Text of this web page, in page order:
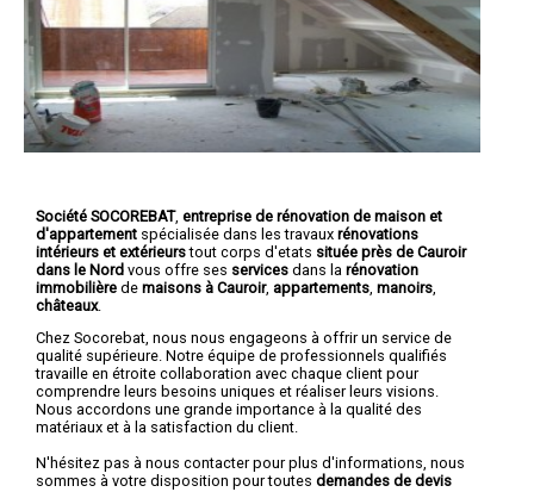
Société SOCOREBAT, entreprise de rénovation de maison et
d'appartement spécialisée dans les travaux rénovations
intérieurs et extérieurstout corps d'etats située près de Cauroir
dans le Nord vous offre ses services dans la rénovation
immobilière de maisons à Cauroir, appartements manoirs
châteaux.
Chez Socorebat, nous nous engageons à offrir un service de
qualité supérieure. Notre équipe de professionnels qualifiés
travaille en étroite collaboration avec chaque client pour
comprendre leurs besoins uniques et réaliser leurs visions.
Nous accordons une grande importance à la qualité des
matériaux et à la satisfaction du client.
N'hésitez pas à nous contacter pour plus d'informations, nous
sommes à votre disposition pour toutes demandes de devis